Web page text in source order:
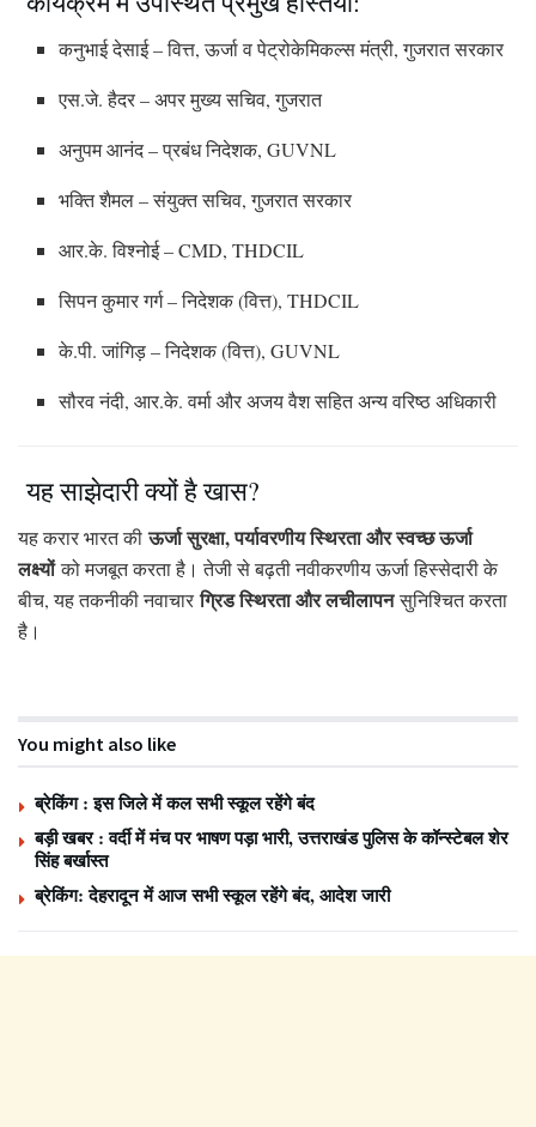
कनुभाई देसाई – वित्त, ऊर्जा व पेट्रोकेमिकल्स मंत्री, गुजरात सरकार
एस.जे. हैदर – अपर मुख्य सचिव, गुजरात
अनुपम आनंद – प्रबंध निदेशक, GUVNL
भक्ति शैमल – संयुक्त सचिव, गुजरात सरकार
आर.के. विश्नोई – CMD, THDCIL
सिपन कुमार गर्ग – निदेशक (वित्त), THDCIL
के.पी. जांगिड़ – निदेशक (वित्त), GUVNL
सौरव नंदी, आर.के. वर्मा और अजय वैश सहित अन्य वरिष्ठ अधिकारी
यह साझेदारी क्यों है खास?
यह करार भारत कीऊर्जा सुरक्षा, पर्यावरणीय स्थिरता और स्वच्छ ऊर्जा
लक्ष्योंको मजबूत करता है। तेजी से बढ़ती नवीकरणीय ऊर्जा हिस्सेदारी के
बीच, यह तकनीकी नवाचारग्रिड स्थिरता और लचीलापनसुनिश्चित करता
है।
You might also like
ब्रेकिंग : इस जिले में कल सभी स्कूल रहेंगे बंद
बड़ी खबर : वर्दी में मंच पर भाषण पड़ा भारी, उत्तराखंड पुलिस के कॉन्स्टेबल शेर
सिंह बर्खास्त
ब्रेकिंग: देहरादून में आज सभी स्कूल रहेंगे बंद, आदेश जारी